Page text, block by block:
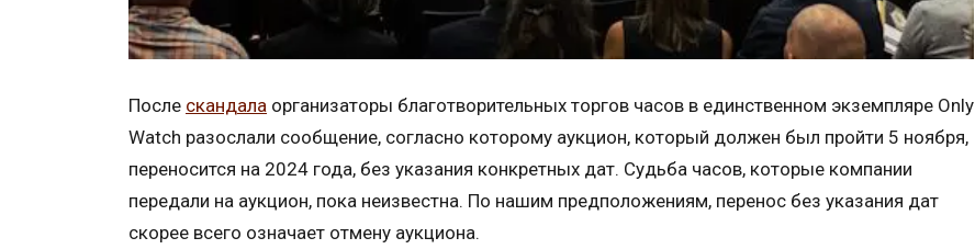
После скандала организаторы благотворительных торгов часов в единственном экземпляре Only
Watch разослали сообщение, согласно которому аукцион, который должен был пройти 5 ноября,
переносится на 2024 года, без указания конкретных дат. Судьба часов, которые компании
передали на аукцион, пока неизвестна. По нашим предположениям, перенос без указания дат
скорее всего означает отмену аукциона.